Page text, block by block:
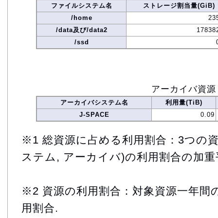
ファイルシステム名
ストレージ割当量(GiB)
/home
/data及び/data2
/ssd
アーカイバ資源
アーカイバシステム名
利用量(TiB)
J-SPACE
0.09
※1 総資源に占める利用割合：3つの
ステム, アーカイバ)の利用割合の加重
※2 資源の利用割合：対象資源一年間
用割合.